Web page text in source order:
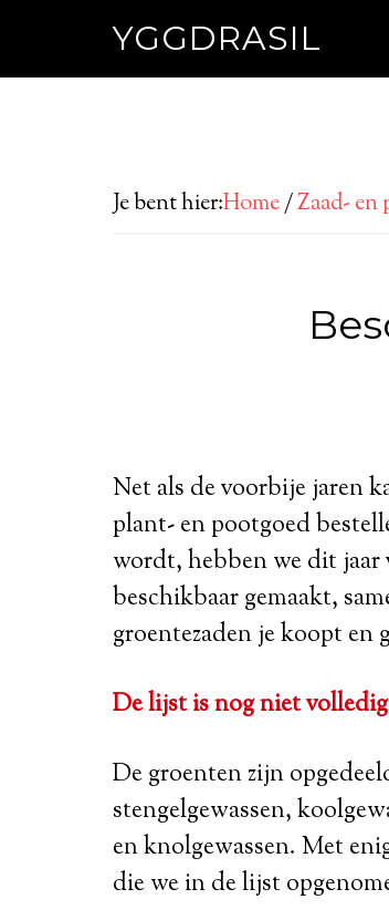
YGGDRASIL
Je bent hier:Home/Zaad- en
Net als de voorbije jaren
plant- en pootgoed
wordt, hebben we dit jaar
beschikbaar gemaakt,
groentezaden je koopt en
De lijst is nog niet
De groenten zijn
stengelgewassen,
en knolgewassen. Met
die we in de lijst